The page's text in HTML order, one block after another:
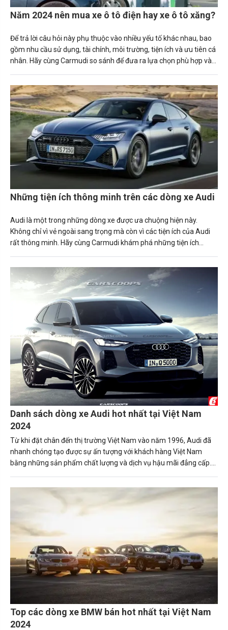
Năm 2024 nên mua xe ô tô điện hay xe ô tô xăng?
Để trả lời câu hỏi này phụ thuộc vào nhiều yếu tố khác nhau, bao
gồm nhu cầu sử dụng, tài chính, môi trường, tiện ích và ưu tiên cá
nhân. Hãy cùng Carmudi so sánh để đưa ra lựa chọn phù hợp và
Những tiện ích thông minh trên các dòng xe Audi
Audi là một trong những dòng xe được ưa chuộng hiện này.
Không chỉ vì vẻ ngoài sang trọng mà còn vì các tiện ích của Audi
rất thông minh. Hãy cùng Carmudi khám phá những tiện ích
Danh sách dòng xe Audi hot nhất tại Việt Nam
2024
Từ khi đặt chân đến thị trường Việt Nam vào năm 1996, Audi đã
nhanh chóng tạo được sự ấn tượng với khách hàng Việt Nam
bằng những sản phẩm chất lượng và dịch vụ hậu mãi đẳng cấp.
Top các dòng xe BMW bán hot nhất tại Việt Nam
2024